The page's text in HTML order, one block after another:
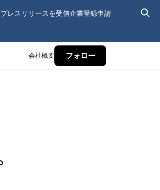
プレスリリースを受信企業登録申請
会社概要 フォロー